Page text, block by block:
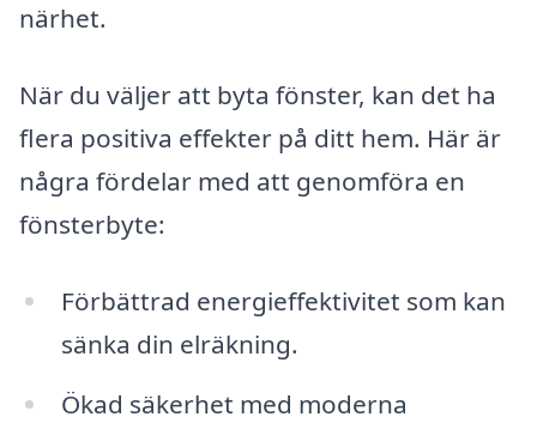
närhet.
När du väljer att byta fönster, kan det ha
flera positiva effekter på ditt hem. Här är
några fördelar med att genomföra en
fönsterbyte:
Förbättrad energieffektivitet som kan
sänka din elräkning.
Ökad säkerhet med moderna